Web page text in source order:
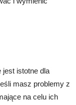
istotne dla
masz problemy z
na celu ich